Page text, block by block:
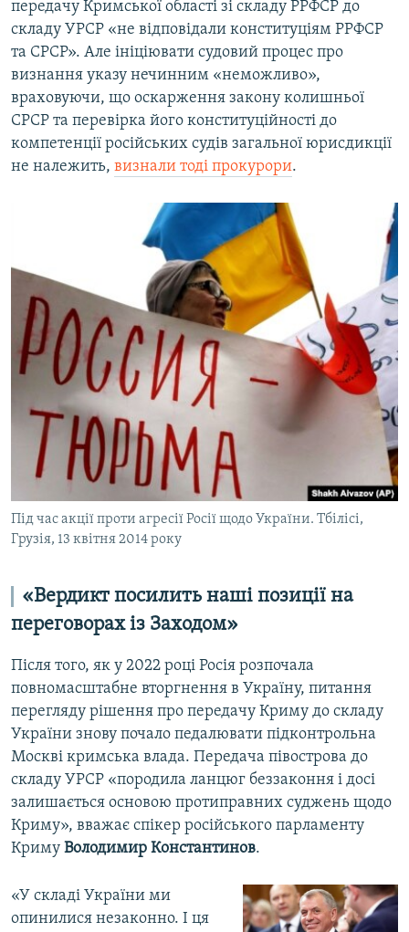
передачу Кримської області зі складу РРФСР до
складу УРСР «не відповідали конституціям РРФСР
та СРСР». Але ініціювати судовий процес про
визнання указу нечинним «неможливо»,
враховуючи, що оскарження закону колишньої
СРСР та перевірка його конституційності до
компетенції російських судів загальної юрисдикції
не належить, визнали тоді прокурори.
Під час акції проти агресії Росії щодо України. Тбілісі,
Грузія, 13 квітня 2014 року
«Вердикт посилить наші позиції на
переговорах із Заходом»
Після того, як у 2022 році Росія розпочала
повномасштабне вторгнення в Україну, питання
перегляду рішення про передачу Криму до складу
України знову почало педалювати підконтрольна
Москві кримська влада. Передача півострова до
складу УРСР «породила ланцюг беззаконня і досі
залишається основою протиправних суджень щодо
Криму», вважає спікер російського парламенту
Криму Володимир Константинов.
«У складі України ми
опинилися незаконно. І ця